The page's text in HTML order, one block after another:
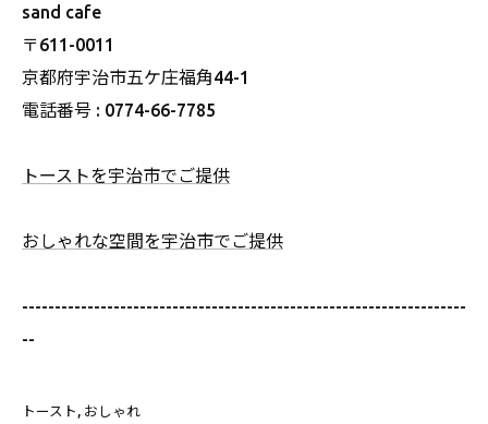
sand cafe
〒611-0011
京都府宇治市五ケ庄福角44-1
電話番号 : 0774-66-7785
トーストを宇治市でご提供
おしゃれな空間を宇治市でご提供
--------------------------------------------------------------------
--
トースト おしゃれ